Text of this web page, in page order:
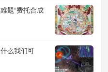
题“费托合成
么我们可